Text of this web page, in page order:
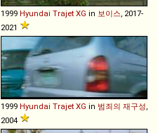
1999 Hyundai Trajet XG in 보이스 , 2017-
2021
1999 Hyundai Trajet XG in 범죄의 재구성
2004